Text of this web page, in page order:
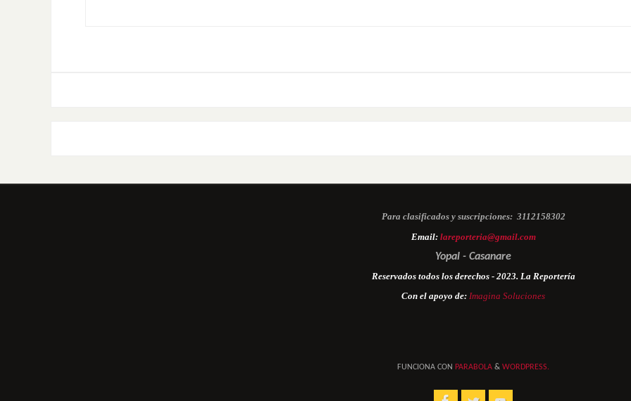
Para clasificados y suscripciones: 3112158302
Email: lareporteria@gmail.com
Yopal - Casanare
Reservados todos los derechos - 2023. La Reportería
Con el apoyo de: Imagina Soluciones
FUNCIONA CON PARABOLA & WORDPRESS.